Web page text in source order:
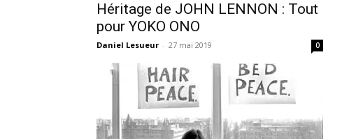
Héritage de JOHN LENNON : Tout
pour YOKO ONO
Daniel Lesueur - 27 mai 2019 0